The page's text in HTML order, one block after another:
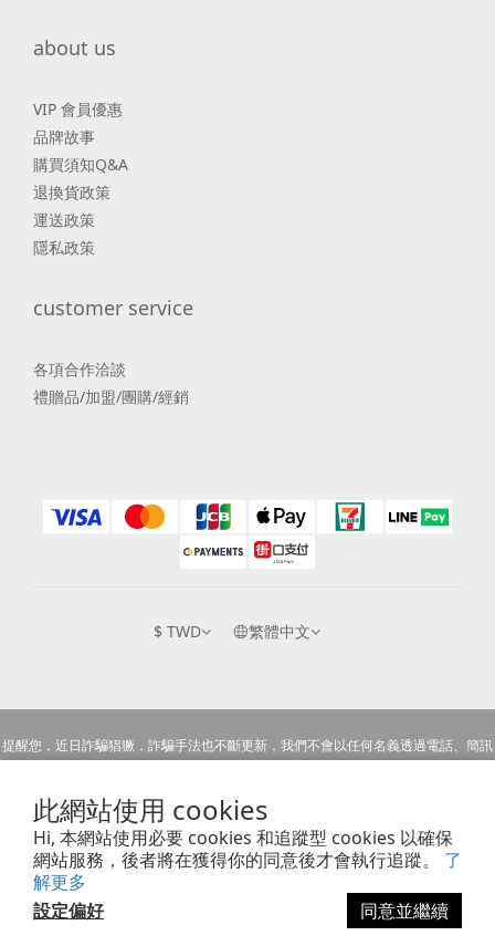
此網站使用 cookies
Hi, 本網站使用必要 cookies 和追蹤型 cookies 以確保
網站服務，後者將在獲得你的同意後才會執行追蹤。 了
解更多
設定偏好
同意並繼續
立即購買
about us
VIP 會員優惠
品牌故事
購買須知Q&A
退換貨政策
運送政策
隱私政策
customer service
各項合作洽談
禮贈品/加盟/團購/經銷
$ TWD 繁體中文
提醒您，近日詐騙猖獗，詐騙手法也不斷更新，我們不會以任何名義透過電話、簡訊
ATM或銀行操作匯款，請您提高警覺切勿上當受騙。
Copyright © 2018 Pacez Rainbow. All rights reserved.